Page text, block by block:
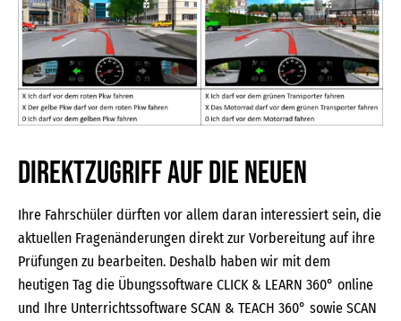
Direktzugriff auf die Neuen
Ihre Fahrschüler dürften vor allem daran interessiert sein, die
aktuellen Fragenänderungen direkt zur Vorbereitung auf ihre
Prüfungen zu bearbeiten. Deshalb haben wir mit dem
heutigen Tag die Übungssoftware CLICK & LEARN 360° online
und Ihre Unterrichtssoftware SCAN & TEACH 360° sowie SCAN